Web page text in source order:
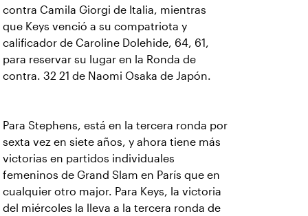
contra Camila Giorgi de Italia, mientras
que Keys venció a su compatriota y
calificador de Caroline Dolehide, 64, 61,
para reservar su lugar en la Ronda de
contra. 32 21 de Naomi Osaka de Japón.
Para Stephens, está en la tercera ronda por
sexta vez en siete años, y ahora tiene más
victorias en partidos individuales
femeninos de Grand Slam en París que en
cualquier otro major. Para Keys, la victoria
del miércoles la lleva a la tercera ronda de